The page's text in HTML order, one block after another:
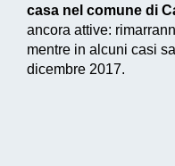
casa nel comune di
ancora attive:
mentre in alcuni casi
dicembre 2017.